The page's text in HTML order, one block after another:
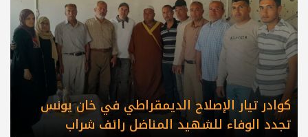
كوادر تيار الإصلاح الديمقراطي في خان يونس
تجدد الوفاء للشهيد المناضل رائف شراب